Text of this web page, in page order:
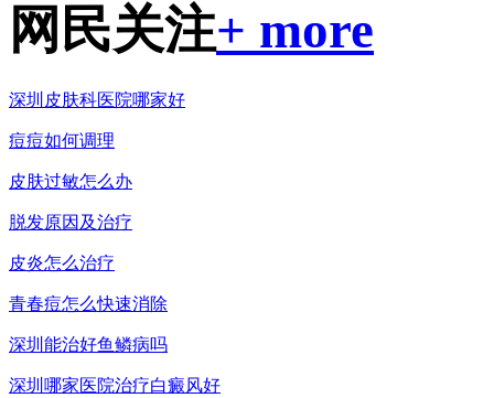
网民关注+ more
深圳皮肤科医院哪家好
痘痘如何调理
皮肤过敏怎么办
脱发原因及治疗
皮炎怎么治疗
青春痘怎么快速消除
深圳能治好鱼鳞病吗
深圳哪家医院治疗白癜风好